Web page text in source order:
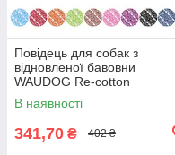
Повідець для собак з
відновленої бавовни
WAUDOG Re-cotton
світловідбивний, Ш 25 мм, Д
200 см блакитний
В наявності
341,70 ₴ 402 ₴